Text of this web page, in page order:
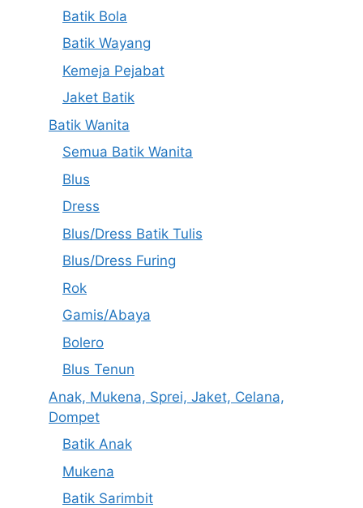
Batik Bola
Batik Wayang
Kemeja Pejabat
Jaket Batik
Batik Wanita
Semua Batik Wanita
Blus
Dress
Blus/Dress Batik Tulis
Blus/Dress Furing
Rok
Gamis/Abaya
Bolero
Blus Tenun
Anak, Mukena, Sprei, Jaket, Celana,
Dompet
Batik Anak
Mukena
Batik Sarimbit